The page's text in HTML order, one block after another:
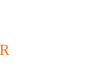
del càntir: la